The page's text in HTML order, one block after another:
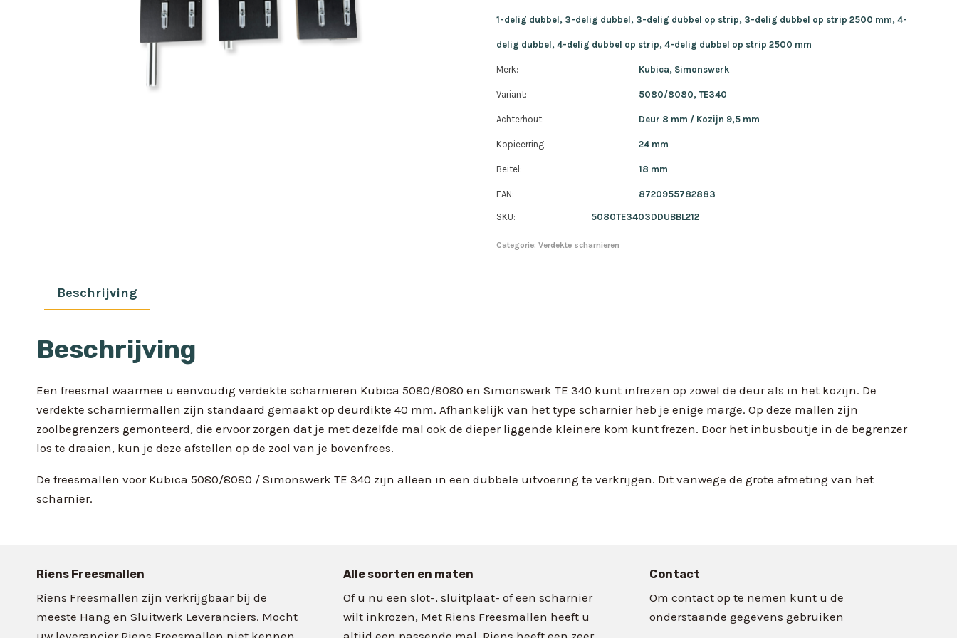
1-delig dubbel, 3-delig dubbel, 3-delig dubbel op strip, 3-delig dubbel op strip 2500 mm, 4-
delig dubbel, 4-delig dubbel op strip, 4-delig dubbel op strip 2500 mm
Merk: Kubica, Simonswerk
Variant: 5080/8080, TE340
Achterhout: Deur 8 mm / Kozijn 9,5 mm
Kopieerring: 24 mm
Beitel: 18 mm
EAN: 8720955782883
SKU: 5080TE3403DDUBBL212
Categorie: Verdekte scharnieren
Beschrijving
Beschrijving
Een freesmal waarmee u eenvoudig verdekte scharnieren Kubica 5080/8080 en Simonswerk TE 340 kunt infrezen op zowel de deur als in het kozijn. De
verdekte scharniermallen zijn standaard gemaakt op deurdikte 40 mm. Afhankelijk van het type scharnier heb je enige marge. Op deze mallen zijn
zoolbegrenzers gemonteerd, die ervoor zorgen dat je met dezelfde mal ook de dieper liggende kleinere kom kunt frezen. Door het inbusboutje in de begrenzer
los te draaien, kun je deze afstellen op de zool van je bovenfrees.
De freesmallen voor Kubica 5080/8080 / Simonswerk TE 340 zijn alleen in een dubbele uitvoering te verkrijgen. Dit vanwege de grote afmeting van het
scharnier.
Riens Freesmallen
Riens Freesmallen zijn verkrijgbaar bij de
meeste Hang en Sluitwerk Leveranciers. Mocht
Alle soorten en maten
Of u nu een slot-, sluitplaat- of een scharnier
wilt inkrozen, Met Riens Freesmallen heeft u
Contact
Om contact op te nemen kunt u de
onderstaande gegevens gebruiken